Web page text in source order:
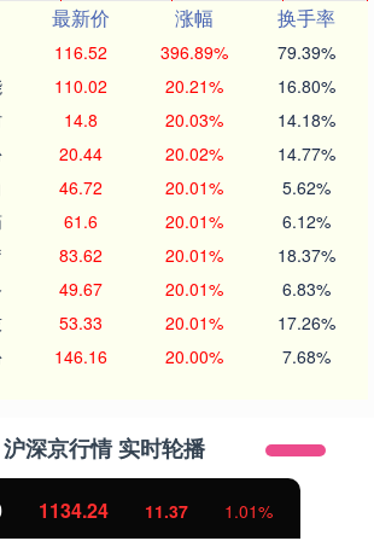
最新价 涨幅
换手率
116.52 396.89% 79.39%
110.02 20.21% 16.80%
14.8 20.03% 14.18%
20.44 20.02% 14.77%
46.72 20.01% 5.62%
61.6 20.01% 6.12%
83.62 20.01% 18.37%
49.67 20.01% 6.83%
53.33 20.01% 17.26%
146.16 20.00% 7.68%
沪深京行情 实时轮播
1134.24 11.37 1.01%